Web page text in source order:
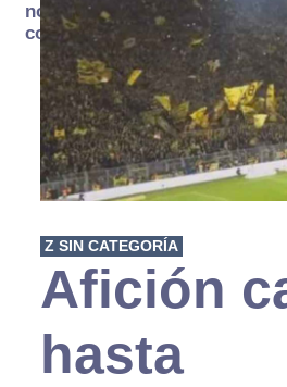
no se
consume
Z SIN CATEGORÍA
Afición
hasta